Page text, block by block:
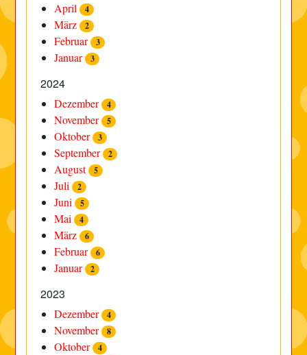
April 4
März 2
Februar 3
Januar 3
2024
Dezember 4
November 5
Oktober 3
September 2
August 5
Juli 2
Juni 5
Mai 4
März 6
Februar 6
Januar 2
2023
Dezember 4
November 8
Oktober 4